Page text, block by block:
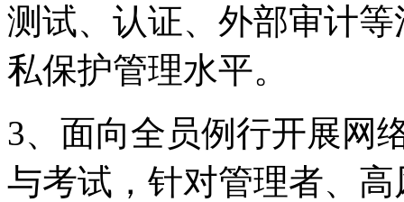
测试、认证、外部审
私保护管理水平。
3、面向全员例行开展
与考试，针对管理者